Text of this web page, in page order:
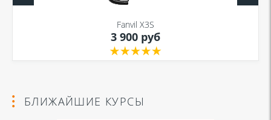
Я даю согласие на обработку моих персональных данных для связи
Политикой в отношении обработки персональных
Fanvil X3S
3 900 руб
БЛИЖАЙШИЕ КУРСЫ